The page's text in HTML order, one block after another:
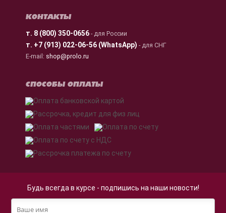
КОНТАКТЫ
т. 8 (800) 350-0656- для России
т. +7 (913) 022-06-56 (WhatsApp) - для СНГ
E-mail: shop@prolo.ru
СПОСОБЫ ОПЛАТЫ
Будь всегда в курсе - подпишись на наши новости!